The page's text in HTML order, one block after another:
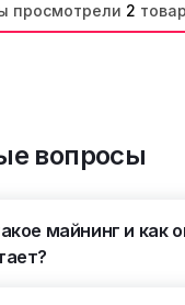
просмотрели 2
вопросы
майнинг и как